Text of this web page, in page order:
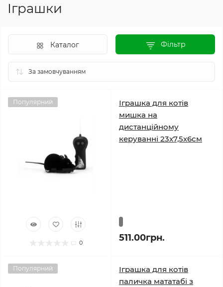
Іграшки
Фільтр
Каталог
Популярний
0
Іграшка для котів
мишка на
дистанційному
керуванні 23х7,5х6см
511.00грн.
Популярний
Іграшка для котів
паличка мататабі з